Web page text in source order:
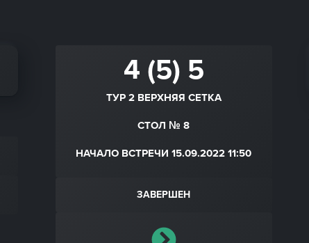
4 (5) 5
ТУР 2 ВЕРХНЯЯ СЕТКА
СТОЛ № 8
НАЧАЛО ВСТРЕЧИ 15.09.2022 11:50
ЗАВЕРШЕН